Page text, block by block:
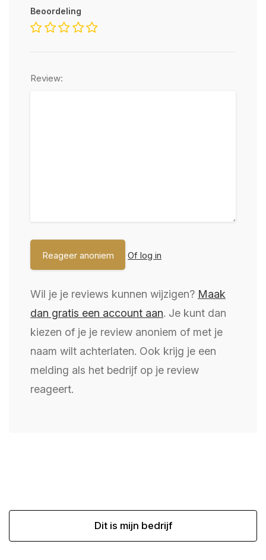
Beoordeling
Review:
Of log in
Wil je je reviews kunnen wijzigen? Maak
dan gratis een account aan. Je kunt dan
kiezen of je je review anoniem of met je
naam wilt achterlaten. Ook krijg je een
melding als het bedrijf op je review
reageert.
Dit is mijn bedrijf